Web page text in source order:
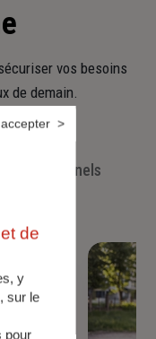
vos besoins
de demain.
de
y
sur le
pour